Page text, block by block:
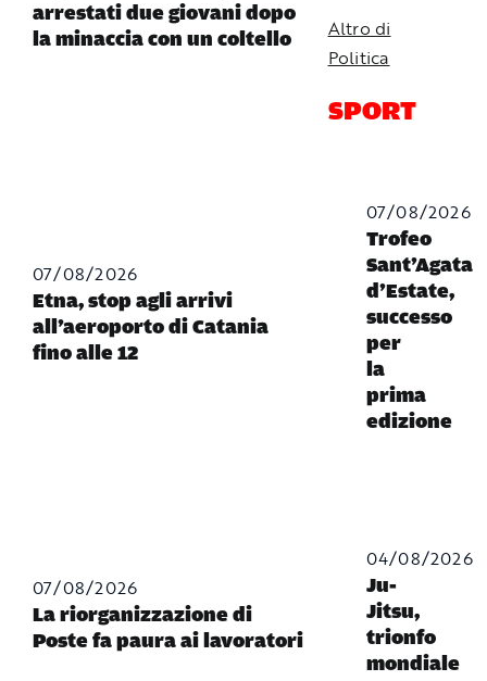
arrestati due giovani dopo
la minaccia con un coltello
07/08/2026
Etna, stop agli arrivi
all’aeroporto di Catania
fino alle 12
07/08/2026
La riorganizzazione di
Poste fa paura ai lavoratori
Altro di
Politica
SPORT
07/08/2026
Trofeo
Sant’Agata
d’Estate,
successo
per
la
prima
edizione
04/08/2026
Ju-
Jitsu,
trionfo
mondiale